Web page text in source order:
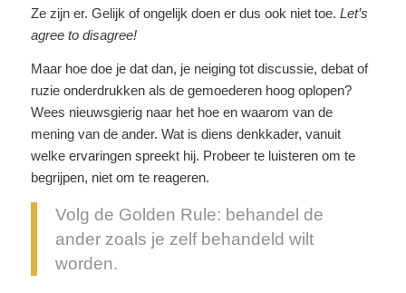
Ze zijn er. Gelijk of ongelijk doen er dus ook niet toe. Let’s
agree to disagree!
Maar hoe doe je dat dan, je neiging tot discussie, debat of
ruzie onderdrukken als de gemoederen hoog oplopen?
Wees nieuwsgierig naar het hoe en waarom van de
mening van de ander. Wat is diens denkkader, vanuit
welke ervaringen spreekt hij. Probeer te luisteren om te
begrijpen, niet om te reageren.
Volg de Golden Rule: behandel de
ander zoals je zelf behandeld wilt
worden.